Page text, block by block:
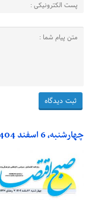
چهارشنبه، 6 اسفند 1404